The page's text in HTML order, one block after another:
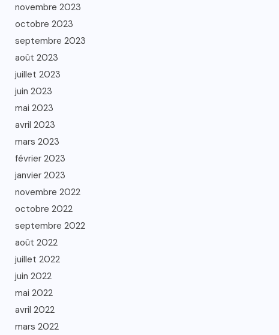
novembre 2023
octobre 2023
septembre 2023
août 2023
juillet 2023
juin 2023
mai 2023
avril 2023
mars 2023
février 2023
janvier 2023
novembre 2022
octobre 2022
septembre 2022
août 2022
juillet 2022
juin 2022
mai 2022
avril 2022
mars 2022